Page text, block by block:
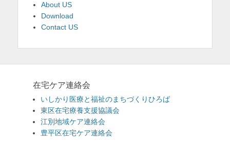
About US
Download
Contact US
在宅ケア連絡会
いしかり医療と福祉のまちづくりひろば
東区在宅療養支援協議会
江別地域ケア連絡会
豊平区在宅ケア連絡会